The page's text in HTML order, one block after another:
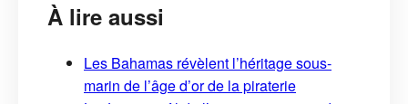
À lire aussi
Les Bahamas révèlent l’héritage sous-
marin de l’âge d’or de la piraterie